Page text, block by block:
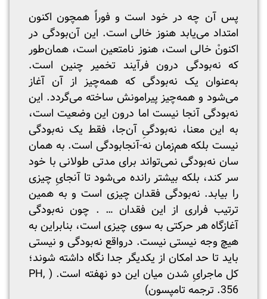
پس آن چه در خود است و فوراً همچون اکنون
امتداد می‌یابد هنوز خالی است. این آن‌بودگی در
اکنونْ خالی است، هنوز نامتعین است، همان‌طور
که نه‌بودگی درون فرآیند تخمیر چنین است.
به‌عنوان یک نه‌بودگی که همه‌چیز از آن آغاز
می‌شود و همه‌چیز پیرامونش ساخته می‌گردد. این
نه‌بودگی آنجا نیست اما درون این وضعیت است،
به این معنا، نه‌بودگیِ آن‌جا، فقط یک نه‌بودگی
نیست بلکه هم‌زمان نه-آنجابودگی است. به همان
سان نه‌بودگی نمی‌تواند برای مدتی طولانی با خود
سر کند، بلکه بیشتر رانده می‌شود تا آنجایِ چیزی
را بیابد. نه‌بودگی فقدان چیزی است و به همین
ترتیب فراری از این فقدان … . چون نه‌بودگی
آغازگاه هر حرکتی به سوی چیزی است، بنابراین به
هیچ وجه نیستی نیست. درواقع نه‌بودگی و نیستی
باید تا حد امکان از یکدیگر جدا نگاه داشته شوند؛
کل ماجرایِ شدن میان این دو نهفته است. ( PH,
356. ترجمه تامپسون)